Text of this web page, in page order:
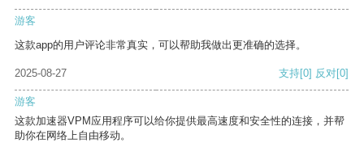
游客
这款app的用户评论非常真实，可以帮助我做出更准确的选择。
2025-08-27 支持[0] 反对[0]
游客
这款加速器VPM应用程序可以给你提供最高速度和安全性的连接，并帮
助你在网络上自由移动。